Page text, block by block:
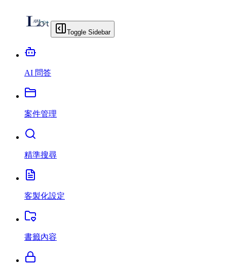
Toggle Sidebar
AI 問答
案件管理
精準搜尋
客製化設定
書籤內容